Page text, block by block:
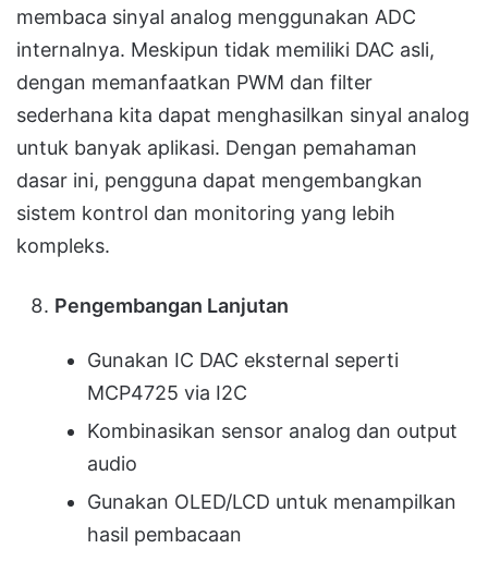
membaca sinyal analog menggunakan ADC
internalnya. Meskipun tidak memiliki DAC asli,
dengan memanfaatkan PWM dan filter
sederhana kita dapat menghasilkan sinyal analog
untuk banyak aplikasi. Dengan pemahaman
dasar ini, pengguna dapat mengembangkan
sistem kontrol dan monitoring yang lebih
kompleks.
Pengembangan Lanjutan
Gunakan IC DAC eksternal seperti
MCP4725 via I2C
Kombinasikan sensor analog dan output
audio
Gunakan OLED/LCD untuk menampilkan
hasil pembacaan